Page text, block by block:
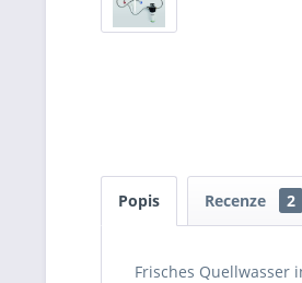
Popis Recenze 2
Frisches Quellwasser